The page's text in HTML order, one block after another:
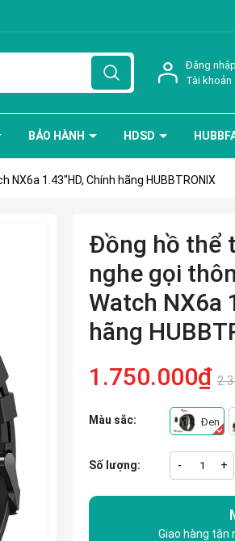
Đăng nhập
Tài khoản
BẢO HÀNH HDSD
1.43"HD, Chính hãng HUBBTRONIX
Đồng hồ thể
nghe gọi
Watch NX6a
hãng
1.750.000₫
Màu sắc: Đen
Số lượng: - +
Giao hàng tận